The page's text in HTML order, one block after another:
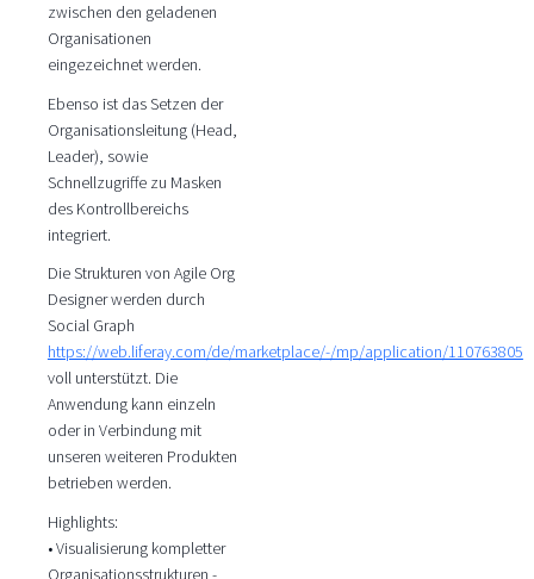
zwischen den geladenen
Organisationen
eingezeichnet werden.
Ebenso ist das Setzen der
Organisationsleitung (Head,
Leader), sowie
Schnellzugriffe zu Masken
des Kontrollbereichs
integriert.
Die Strukturen von Agile Org
Designer werden durch
Social Graph
https://web.liferay.com/de/marketplace/-/mp/application/110763805
voll unterstützt. Die
Anwendung kann einzeln
oder in Verbindung mit
unseren weiteren Produkten
betrieben werden.
Highlights:
• Visualisierung kompletter
Organisationsstrukturen -